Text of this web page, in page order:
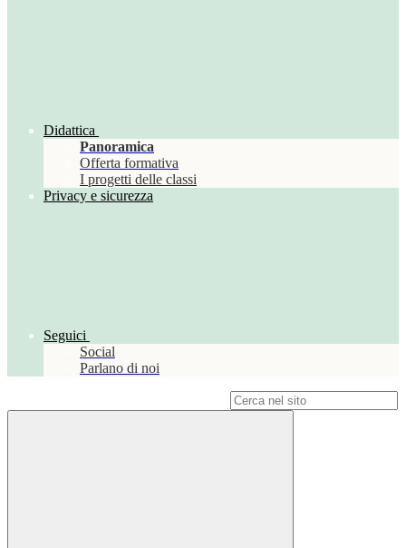
Didattica
Panoramica
Offerta formativa
I progetti delle classi
Privacy e sicurezza
Seguici
Social
Parlano di noi